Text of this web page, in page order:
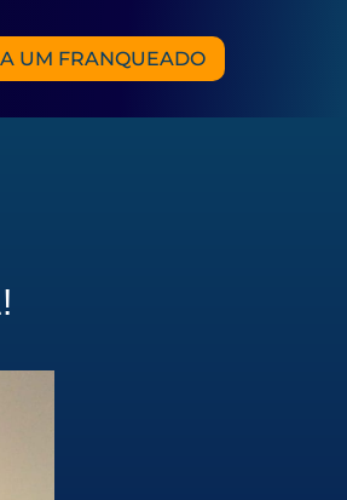
UM FRANQUEADO